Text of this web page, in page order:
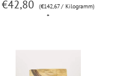
300g
€42,80 (€142,67 / Kilogramm)
*